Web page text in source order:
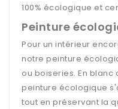
100% écologique et
Peinture
Pour un intérieur
notre peinture
ou boiseries. En blanc
peinture écologique
tout en préservant la